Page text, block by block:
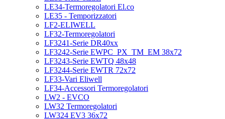
LE34-Termoregolatori El.co
LE35 - Temporizzatori
LF2-ELIWELL
LF32-Termoregolatori
LF3241-Serie DR40xx
LF3242-Serie EWPC_PX_TM_EM 38x72
LF3243-Serie EWTQ 48x48
LF3244-Serie EWTR 72x72
LF33-Vari Eliwell
LF34-Accessori Termoregolatori
LW2 - EVCO
LW32 Termoregolatori
LW324 EV3 36x72